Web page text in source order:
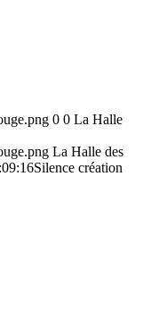
0 0 La Halle
La Halle des
Silence création